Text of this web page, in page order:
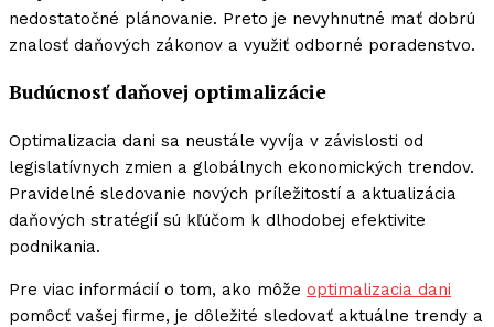
nedostatočné plánovanie. Preto je nevyhnutné mať dobrú
znalosť daňových zákonov a využiť odborné poradenstvo.
Budúcnosť daňovej optimalizácie
Optimalizacia dani sa neustále vyvíja v závislosti od
legislatívnych zmien a globálnych ekonomických trendov.
Pravidelné sledovanie nových príležitostí a aktualizácia
daňových stratégií sú kľúčom k dlhodobej efektivite
podnikania.
Pre viac informácií o tom, ako môže optimalizacia dani
pomôcť vašej firme, je dôležité sledovať aktuálne trendy a